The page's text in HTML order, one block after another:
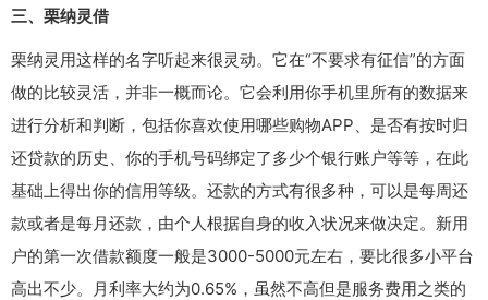
三、栗纳灵借
栗纳灵用这样的名字听起来很灵动。它在“不要求有征信”的方面
做的比较灵活，并非一概而论。它会利用你手机里所有的数据来
进行分析和判断，包括你喜欢使用哪些购物APP、是否有按时归
还贷款的历史、你的手机号码绑定了多少个银行账户等等，在此
基础上得出你的信用等级。还款的方式有很多种，可以是每周还
款或者是每月还款，由个人根据自身的收入状况来做决定。新用
户的第一次借款额度一般是3000-5000元左右，要比很多小平台
高出不少。月利率大约为0.65%，虽然不高但是服务费用之类的